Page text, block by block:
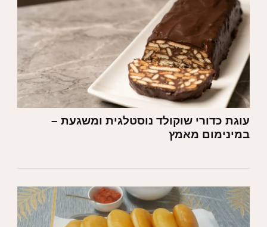
עוגת כדורי שוקולד נוסטלגית ומשגעת –
במינימום מאמץ